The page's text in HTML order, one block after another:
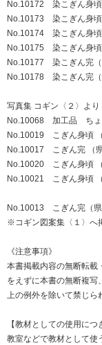
No.10172 染こぎん身頃
No.10173 染こぎん身頃
No.10174 染こぎん身頃
No.10175 染こぎん身頃
No.10177 染こぎん完（
No.10178 染こぎん完（
写真集 コギン〈２〉より
No.10068 加工品 ちょ
No.10019 こぎん身頃
No.10017 こぎん完 （
No.10020 こぎん身頃
No.10021 こぎん身頃
No.10013 こぎん完（県
※コギン図案集〈１〉へ
《注意事項》
本書掲載内容の無断転載
をえずに本書の無断複写
上の例外を除いて禁じら
【教材としての使用につ
教室などで教材として使